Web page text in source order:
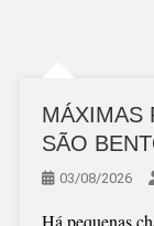
MÁXIMAS
SÃO
03/08/2026
Há pequenas